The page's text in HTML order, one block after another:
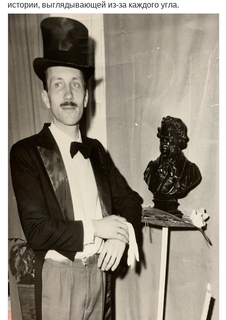
истории, выглядывающей из-за каждого угла.